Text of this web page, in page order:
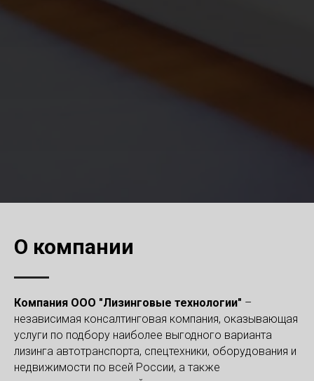
О компании
Компания ООО "Лизинговые технологии" –
независимая консалтинговая компания, оказывающая
услуги по подбору наиболее выгодного варианта
лизинга автотранспорта, спецтехники, оборудования и
недвижимости по всей России, а также